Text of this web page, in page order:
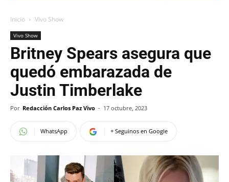
Inicio Vivo Show
Vivo Show
Britney Spears asegura que
quedó embarazada de
Justin Timberlake
Por Redacción Carlos Paz Vivo - 17 octubre, 2023
WhatsApp + Seguinos en Google